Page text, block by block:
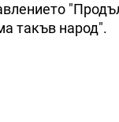
такъв народ".